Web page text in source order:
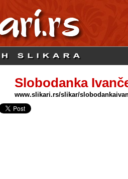
Slobodanka
www.slikari.rs/slikar/